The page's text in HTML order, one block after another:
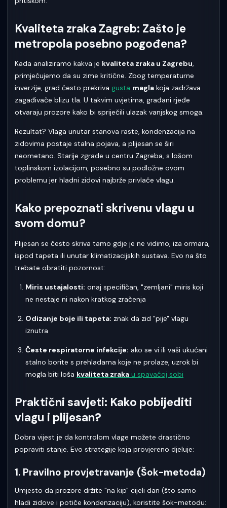
Kvaliteta zraka Zagreb: Zašto je
metropola posebno pogođena?
Kada analiziramo kakva je kvaliteta zraka u Zagrebu,
primjećujemo da su zime kritične. Zbog temperaturne
inverzije, grad često prekriva gusta magla koja zadržava
zagađivače blizu tla. U takvim uvjetima, građani rjeđe
otvaraju prozore kako bi spriječili ulazak vanjskog smoga.
Rezultat? Vlaga unutar stanova raste, kondenzacija na
zidovima postaje stalna pojava, a plijesan se širi
neometano. Starije zgrade u centru Zagreba, s lošom
toplinskom izolacijom, posebno su podložne ovom
problemu jer hladni zidovi najbrže privlače vlagu.
Kako prepoznati skrivenu vlagu u
svom domu?
Plijesan se često skriva tamo gdje je ne vidimo, iza ormara,
ispod tapeta ili unutar klimatizacijskih sustava. Evo na što
trebate obratiti pozornost:
Miris ustajalosti: onaj specifičan, "zemljani" miris koji
ne nestaje ni nakon kratkog zračenja
Odizanje boje ili tapeta: znak da zid "pije" vlagu
iznutra
Česte respiratorne infekcije: ako se vi ili vaši ukućani
stalno borite s prehladama koje ne prolaze, uzrok bi
mogla biti loša kvaliteta zraka u spavaćoj sobi
Praktični savjeti: Kako pobijediti
vlagu i plijesan?
Dobra vijest je da kontrolom vlage možete drastično
popraviti stanje. Evo strategije koja provjereno djeluje:
1. Pravilno provjetravanje (Šok-metoda)
Umjesto da prozore držite "na kip" cijeli dan (što samo
hladi zidove i potiče kondenzaciju), koristite šok-metodu: